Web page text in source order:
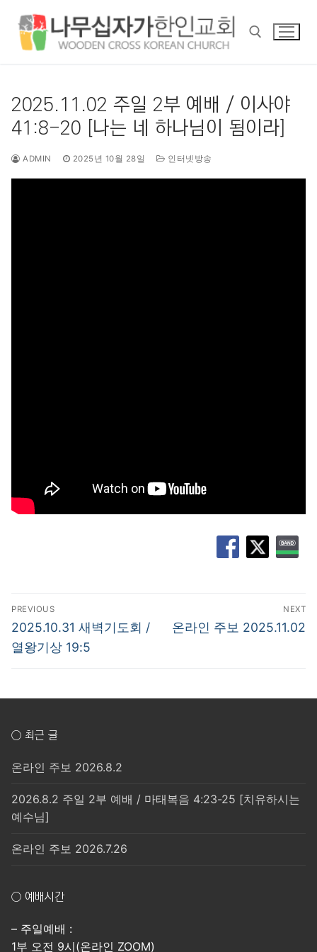
2025.11.02 주일 2부 예배 / 이사야
41:8-20 [나는 네 하나님이 됨이라]
ADMIN 2025년 10월 28일 인터넷방송
글
탐
색
PREVIOUS
Previous
post:
2025.10.31 새벽기도회 /
열왕기상 19:5
NEXT
Next
온라인 주보 2025.11.02
○ 최근 글
온라인 주보 2026.8.2
2026.8.2 주일 2부 예배 / 마태복음 4:23-25 [치유하시는
예수님]
온라인 주보 2026.7.26
○ 예배시간
– 주일예배 :
1부 오전 9시(온라인 ZOOM)